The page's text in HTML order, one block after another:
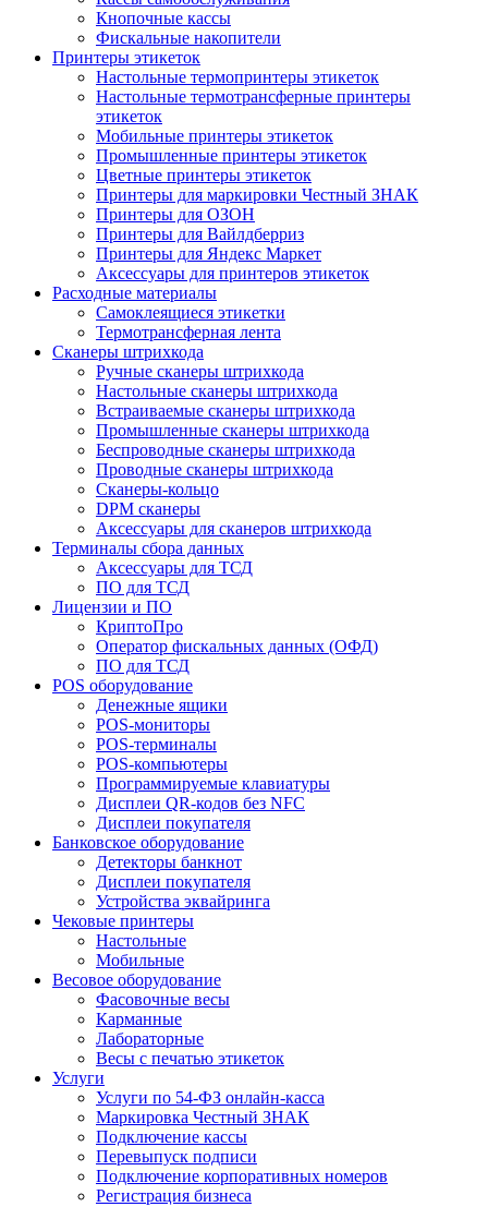
Кнопочные кассы
Фискальные накопители
Принтеры этикеток
Настольные термопринтеры этикеток
Настольные термотрансферные принтеры
этикеток
Мобильные принтеры этикеток
Промышленные принтеры этикеток
Цветные принтеры этикеток
Принтеры для маркировки Честный ЗНАК
Принтеры для ОЗОН
Принтеры для Вайлдберриз
Принтеры для Яндекс Маркет
Аксессуары для принтеров этикеток
Расходные материалы
Самоклеящиеся этикетки
Термотрансферная лента
Сканеры штрихкода
Ручные сканеры штрихкода
Настольные сканеры штрихкода
Встраиваемые сканеры штрихкода
Промышленные сканеры штрихкода
Беспроводные сканеры штрихкода
Проводные сканеры штрихкода
Сканеры-кольцо
DPM сканеры
Аксессуары для сканеров штрихкода
Терминалы сбора данных
Аксессуары для ТСД
ПО для ТСД
Лицензии и ПО
КриптоПро
Оператор фискальных данных (ОФД)
ПО для ТСД
POS оборудование
Денежные ящики
POS-мониторы
POS-терминалы
POS-компьютеры
Программируемые клавиатуры
Дисплеи QR-кодов без NFC
Дисплеи покупателя
Банковское оборудование
Детекторы банкнот
Дисплеи покупателя
Устройства эквайринга
Чековые принтеры
Настольные
Мобильные
Весовое оборудование
Фасовочные весы
Карманные
Лабораторные
Весы с печатью этикеток
Услуги
Услуги по 54-ФЗ онлайн-касса
Маркировка Честный ЗНАК
Подключение кассы
Перевыпуск подписи
Подключение корпоративных номеров
Регистрация бизнеса